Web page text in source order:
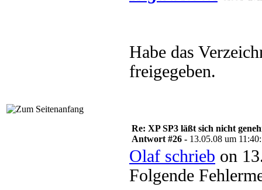
Habe das
freigegeben.
Re: XP SP3 läßt sich nicht
Antwort #26 - 13.05.08 um
Olaf schrieb on
Folgende